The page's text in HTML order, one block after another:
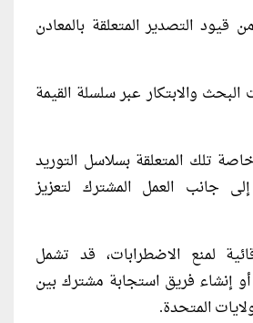
التصدير المتعلقة بالمعادن
والابتكار عبر سلسلة القيمة
تلك المتعلقة بسلاسل التوريد
جانب العمل المشترك لتعزيز
لمنع الاضطرابات، قد تشمل
إنشاء فريق استجابة مشترك بين
المتحدة.